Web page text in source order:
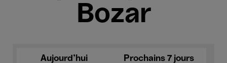
Bozar
Aujourd'hui Prochains 7 jours